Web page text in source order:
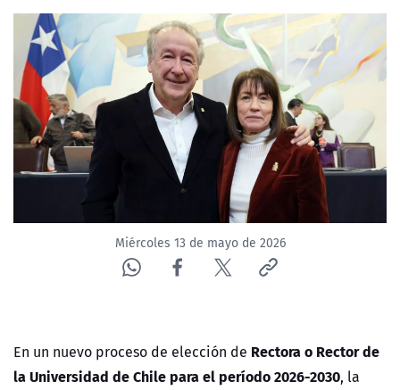
CORPORATIVO Y TRANSPARENCIA
CANAL DE DENUNCIAS
ÁREA DE PROYECTOS
Miércoles 13 de mayo de 2026
En un nuevo proceso de elección de Rectora o Rector de
la Universidad de Chile para el período 2026-2030, la